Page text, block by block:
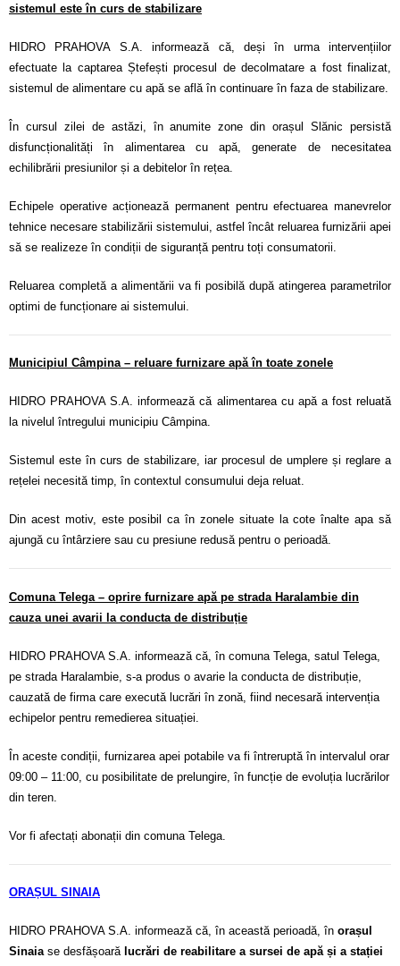
sistemul este în curs de stabilizare
HIDRO PRAHOVA S.A. informează că, deși în urma intervențiilor
efectuate la captarea Ștefești procesul de decolmatare a fost finalizat,
sistemul de alimentare cu apă se află în continuare în faza de stabilizare.
În cursul zilei de astăzi, în anumite zone din orașul Slănic persistă
disfuncționalități în alimentarea cu apă, generate de necesitatea
echilibrării presiunilor și a debitelor în rețea.
Echipele operative acționează permanent pentru efectuarea manevrelor
tehnice necesare stabilizării sistemului, astfel încât reluarea furnizării apei
să se realizeze în condiții de siguranță pentru toți consumatorii.
Reluarea completă a alimentării va fi posibilă după atingerea parametrilor
optimi de funcționare ai sistemului.
Municipiul Câmpina – reluare furnizare apă în toate zonele
HIDRO PRAHOVA S.A. informează că alimentarea cu apă a fost reluată
la nivelul întregului municipiu Câmpina.
Sistemul este în curs de stabilizare, iar procesul de umplere și reglare a
rețelei necesită timp, în contextul consumului deja reluat.
Din acest motiv, este posibil ca în zonele situate la cote înalte apa să
ajungă cu întârziere sau cu presiune redusă pentru o perioadă.
Comuna Telega – oprire furnizare apă pe strada Haralambie din
cauza unei avarii la conducta de distribuție
HIDRO PRAHOVA S.A. informează că, în comuna Telega, satul Telega,
pe strada Haralambie, s-a produs o avarie la conducta de distribuție,
cauzată de firma care execută lucrări în zonă, fiind necesară intervenția
echipelor pentru remedierea situației.
În aceste condiții, furnizarea apei potabile va fi întreruptă în intervalul orar
09:00 – 11:00, cu posibilitate de prelungire, în funcție de evoluția lucrărilor
din teren.
Vor fi afectați abonații din comuna Telega.
ORAȘUL SINAIA
HIDRO PRAHOVA S.A. informează că, în această perioadă, în orașul
Sinaiase desfășoară lucrări de reabilitare a sursei de apă și a stației